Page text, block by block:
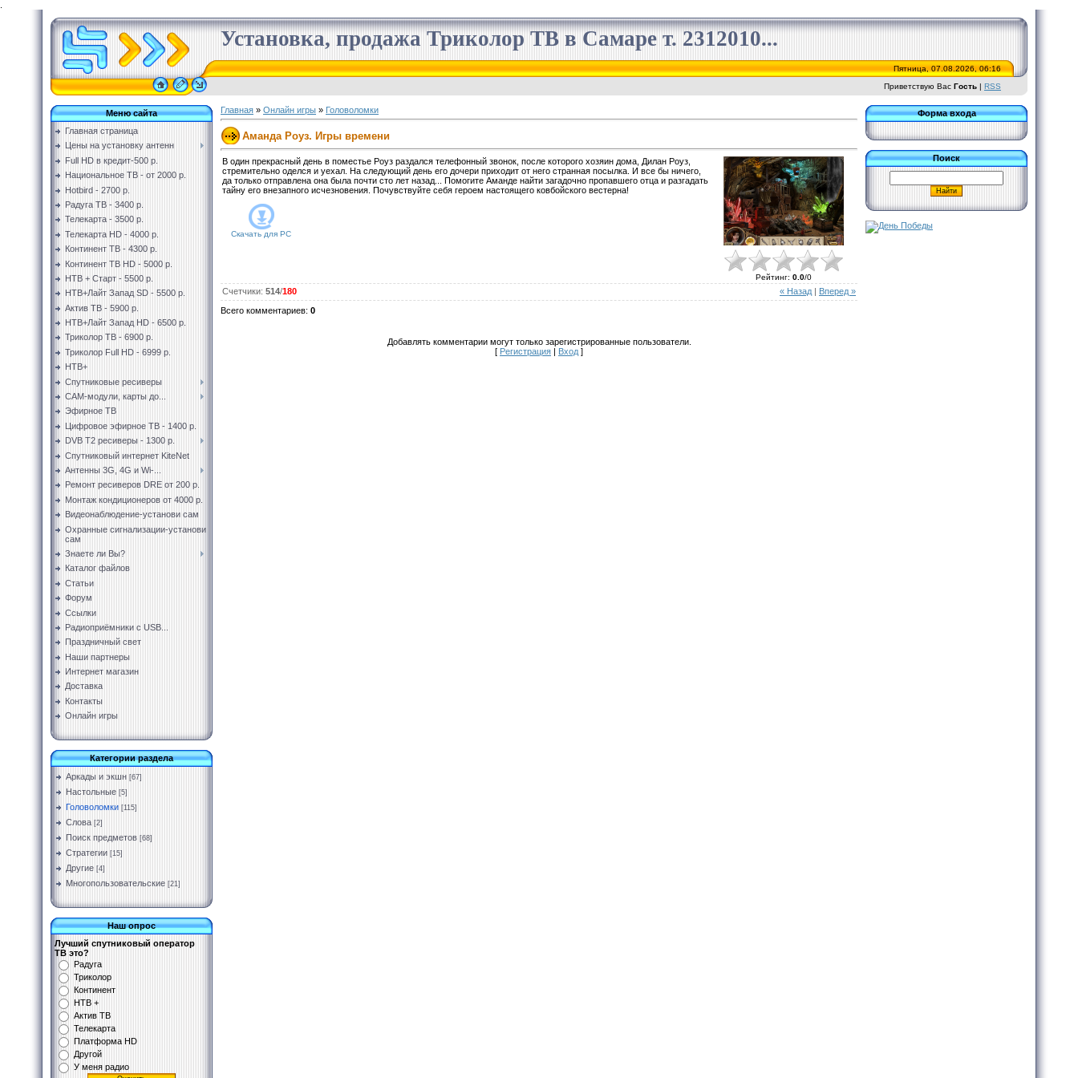
Установка, продажа Триколор ТВ в Самаре т. 2312010...
Пятница, 07.08.2026, 06:16
Приветствую Вас Гость | RSS
Меню сайта
Главная страница
Цены на установку антенн
Full HD в кредит-500 р.
Национальное ТВ - от 2000 р.
Hotbird - 2700 р.
Радуга ТВ - 3400 р.
Телекарта - 3500 р.
Телекарта HD - 4000 р.
Континент ТВ - 4300 р.
Континент ТВ HD - 5000 р.
НТВ + Старт - 5500 р.
НТВ+Лайт Запад SD - 5500 р.
Актив ТВ - 5900 р.
НТВ+Лайт Запад HD - 6500 р.
Триколор ТВ - 6900 р.
Триколор Full HD - 6999 р.
НТВ+
Спутниковые ресиверы
CAM-модули, карты до...
Эфирное ТВ
Цифровое эфирное ТВ - 1400 р.
DVB T2 ресиверы - 1300 р.
Спутниковый интернет KiteNet
Антенны 3G, 4G и Wi-...
Ремонт ресиверов DRE от 200 р.
Монтаж кондиционеров от 4000 р.
Видеонаблюдение-установи сам
Охранные сигнализации-установи
сам
Знаете ли Вы?
Каталог файлов
Статьи
Форум
Ссылки
Радиоприёмники с USB...
Праздничный свет
Наши партнеры
Интернет магазин
Доставка
Контакты
Онлайн игры
Категории раздела
Аркады и экшн [67]
Настольные [5]
Головоломки [115]
Слова [2]
Поиск предметов [68]
Стратегии [15]
Другие [4]
Многопользовательские [21]
Наш опрос
Лучший спутниковый оператор
ТВ это?
Радуга
Триколор
Континент
НТВ +
Актив ТВ
Телекарта
Платформа HD
Другой
У меня радио
Главная » Онлайн игры » Головоломки
Аманда Роуз. Игры времени
В один прекрасный день в поместье Роуз раздался телефонный звонок, после которого хозяин дома, Дилан Роуз,
стремительно оделся и уехал. На следующий день его дочери приходит от него странная посылка. И все бы ничего,
да только отправлена она была почти сто лет назад... Помогите Аманде найти загадочно пропавшего отца и разгадать
тайну его внезапного исчезновения. Почувствуйте себя героем настоящего ковбойского вестерна!
Скачать для PC
Рейтинг: 0.0/0
« Назад Вперед »
Счетчики: 514/180
Всего комментариев: 0
Добавлять комментарии могут только зарегистрированные пользователи.
[ Регистрация Вход ]
Форма входа
Поиск